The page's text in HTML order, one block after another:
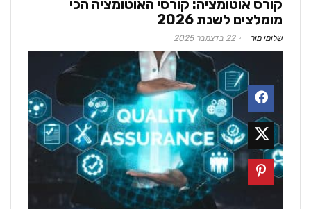
קורס אוטומציה: קורסי האוטומציה הכי
מומלצים לשנת 2026
שלומי מור 22 בדצמבר 2025